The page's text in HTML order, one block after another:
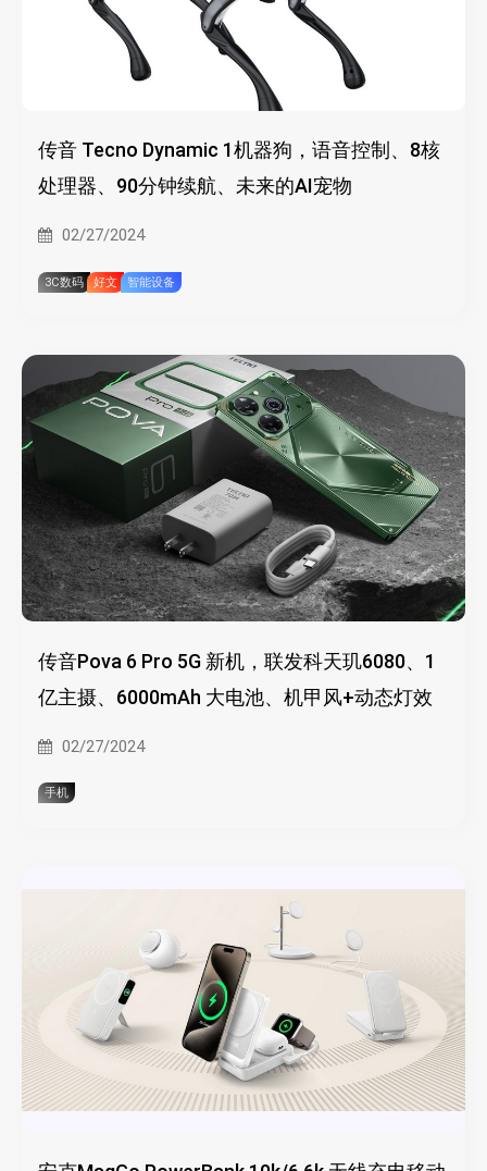
传音 Tecno Dynamic 1机器狗，语音控制、8核
处理器、90分钟续航、未来的AI宠物
02/27/2024
3C数码 好文 智能设备
传音Pova 6 Pro 5G 新机，联发科天玑6080、1
亿主摄、6000mAh 大电池、机甲风+动态灯效
02/27/2024
手机